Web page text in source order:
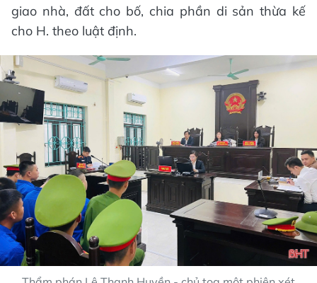
giao nhà, đất cho bố, chia phần di sản thừa kế
cho H. theo luật định.